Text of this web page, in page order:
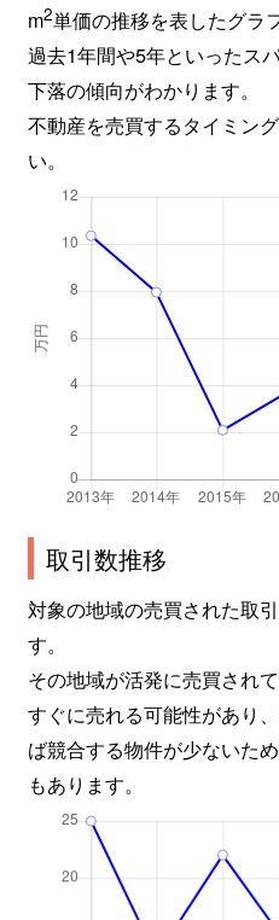
m2単価の推移を表したグラ
過去1年間や5年といったス
下落の傾向がわかります。
不動産を売買するタイミン
い。
取引数推移
対象の地域の売買された取
す。
その地域が活発に売買され
すぐに売れる可能性があり
ば競合する物件が少ないた
もあります。